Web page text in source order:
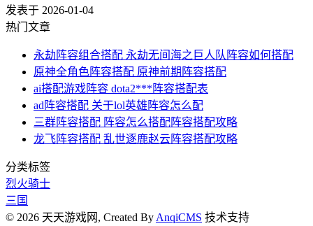
发表于 2026-01-04
热门文章
永劫阵容组合搭配 永劫无间海之巨人队阵容如何搭配
原神全角色阵容搭配 原神前期阵容搭配
ai搭配游戏阵容 dota2***阵容搭配表
ad阵容搭配 关于lol英雄阵容怎么配
三群阵容搭配 阵容怎么搭配阵容搭配攻略
龙飞阵容搭配 乱世逐鹿赵云阵容搭配攻略
分类标签
烈火骑士
三国
© 2026 天天游戏网, Created By AnqiCMS 技术支持